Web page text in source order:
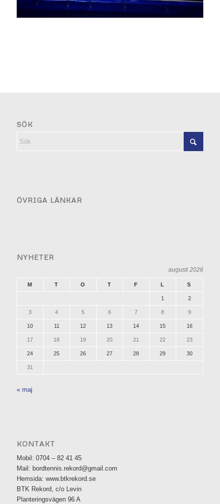
SÖK
ÖVRIGA LÄNKAR
NYHETER
augusti 2026
M T O T F L S
1 2
3 4 5 6 7 8 9
10 11 12 13 14 15 16
17 18 19 20 21 22 23
24 25 26 27 28 29 30
31
« maj
KONTAKT
Mobil: 0704 – 82 41 45
Mail: bordtennis.rekord@gmail.com
Hemsida: www.btkrekord.se
BTK Rekord, c/o Levin
Planteringsvägen 96 A